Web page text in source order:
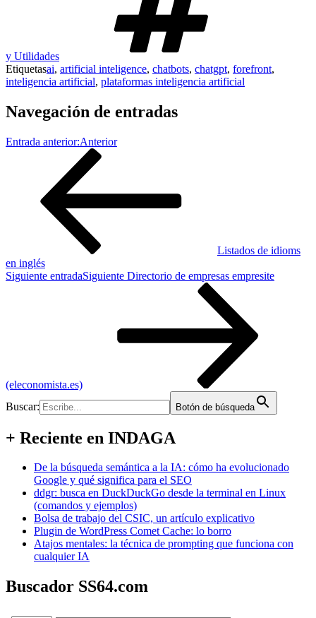
y Utilidades
Etiquetasai, artificial inteligence, chatbots, chatgpt, forefront,
inteligencia artificial, plataformas inteligencia artificial
Navegación de entradas
Entrada anterior:Anterior
Listados de idioms
en inglés
Siguiente entradaSiguiente Directorio de empresas empresite
(eleconomista.es)
Buscar:
Botón de búsqueda
+ Reciente en INDAGA
De la búsqueda semántica a la IA: cómo ha evolucionado
Google y qué significa para el SEO
ddgr: busca en DuckDuckGo desde la terminal en Linux
(comandos y ejemplos)
Bolsa de trabajo del CSIC, un artículo explicativo
Plugin de WordPress Comet Cache: lo borro
Atajos mentales: la técnica de prompting que funciona con
cualquier IA
Buscador SS64.com